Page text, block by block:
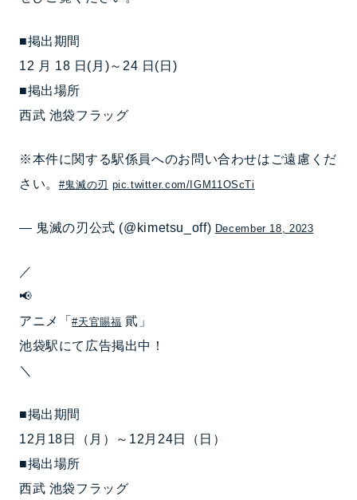
■掲出期間
12 月 18 日(月)～24 日(日)
■掲出場所
西武 池袋フラッグ
※本件に関する駅係員へのお問い合わせはご遠慮くだ
さい。 #鬼滅の刃 pic.twitter.com/IGM11OScTi
— 鬼滅の刃公式 (@kimetsu_off) December 18, 2023
／
📢
アニメ「#天官賜福 貮」
池袋駅にて広告掲出中！
＼
■掲出期間
12月18日（月）～12月24日（日）
■掲出場所
西武 池袋フラッグ